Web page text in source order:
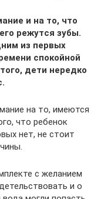
и на то, что
режутся зубы.
из первых
спокойной
дети нередко
на то, имеются
что ребенок
нет, не стоит
с желанием
и о